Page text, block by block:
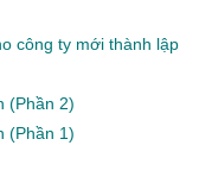
công ty mới thành lập
(Phần 2)
(Phần 1)